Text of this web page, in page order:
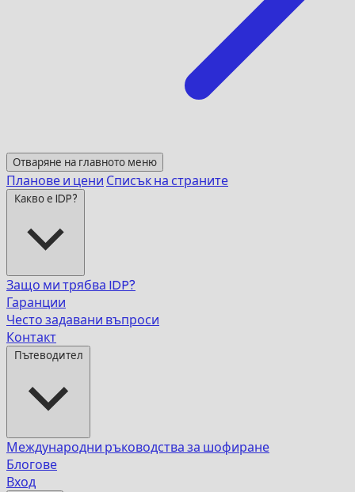
Отваряне на главното меню
Планове и цени Списък на страните
Какво е IDP?
Защо ми трябва IDP?
Гаранции
Често задавани въпроси
Контакт
Пътеводител
Международни ръководства за шофиране
Блогове
Вход